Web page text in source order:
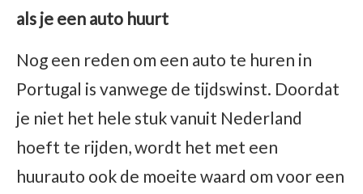
als je een auto huurt
Nog een reden om een auto te huren in
Portugal is vanwege de tijdswinst. Doordat
je niet het hele stuk vanuit Nederland
hoeft te rijden, wordt het met een
huurauto ook de moeite waard om voor een